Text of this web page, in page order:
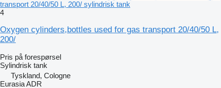
transport 20/40/50 L, 200/ sylindrisk tank
4
Oxygen cylinders,bottles used for gas transport 20/40/50 L,
200/
Pris på forespørsel
Sylindrisk tank
Tyskland, Cologne
Eurasia ADR